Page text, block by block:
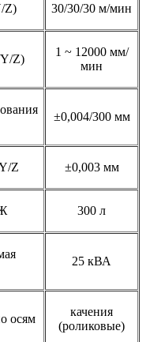
Z) 30/30/30 м/мин
Z)
1 ~ 12000 мм/
мин
±0,004/300 мм
Z ±0,003 мм
300 л
25 кВА
осям
качения
(роликовые)